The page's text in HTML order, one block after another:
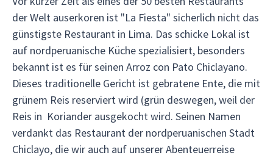
der Welt auserkoren ist "La Fiesta" sicherlich nicht das
günstigste Restaurant in Lima. Das schicke Lokal ist
auf nordperuanische Küche spezialisiert, besonders
bekannt ist es für seinen Arroz con Pato Chiclayano.
Dieses traditionelle Gericht ist gebratene Ente, die mit
grünem Reis reserviert wird (grün deswegen, weil der
Reis in Koriander ausgekocht wird. Seinen Namen
verdankt das Restaurant der nordperuanischen Stadt
Chiclayo, die wir auch auf unserer Abenteuerreise